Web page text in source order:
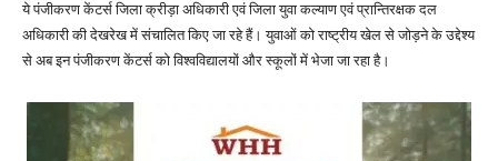
ये पंजीकरण केंटर्स जिला क्रीड़ा अधिकारी एवं जिला युवा कल्याण एवं प्रान्तिरक्षक दल
अधिकारी की देखरेख में संचालित किए जा रहे हैं। युवाओं को राष्ट्रीय खेल से जोड़ने के उद्देश्य
से अब इन पंजीकरण केंटर्स को विश्वविद्यालयों और स्कूलों में भेजा जा रहा है।